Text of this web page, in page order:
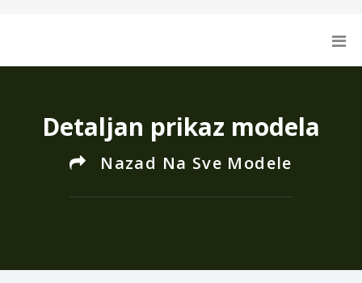
Detaljan prikaz modela
Nazad Na Sve Modele